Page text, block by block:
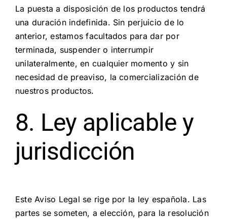
La puesta a disposición de los productos tendrá
una duración indefinida. Sin perjuicio de lo
anterior, estamos facultados para dar por
terminada, suspender o interrumpir
unilateralmente, en cualquier momento y sin
necesidad de preaviso, la comercialización de
nuestros productos.
8. Ley aplicable y
jurisdicción
Este Aviso Legal se rige por la ley española. Las
partes se someten, a elección, para la resolución